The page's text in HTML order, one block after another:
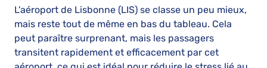
L'aéroport de Lisbonne (LIS) se classe un peu mieux,
mais reste tout de même en bas du tableau. Cela
peut paraître surprenant, mais les passagers
transitent rapidement et efficacement par cet